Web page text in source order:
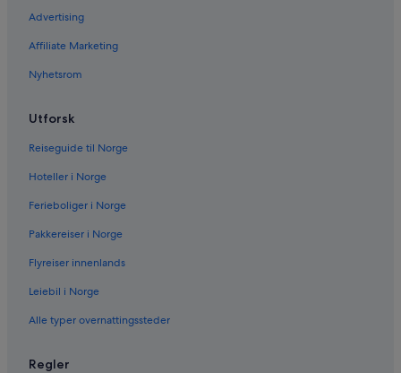
Advertising
Affiliate Marketing
Nyhetsrom
Utforsk
Reiseguide til Norge
Hoteller i Norge
Ferieboliger i Norge
Pakkereiser i Norge
Flyreiser innenlands
Leiebil i Norge
Alle typer overnattingssteder
Regler